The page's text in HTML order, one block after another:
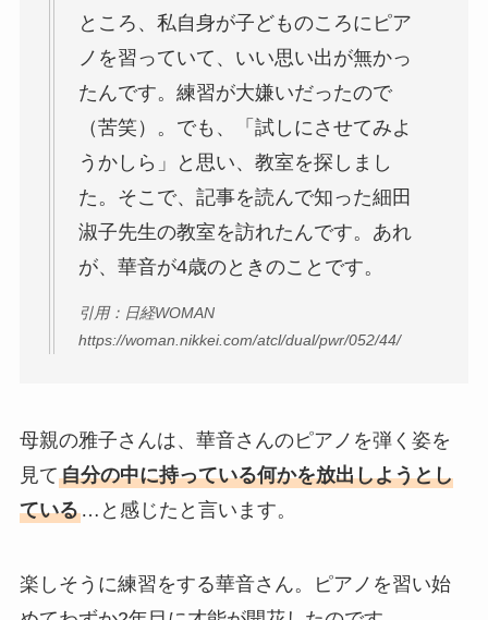
ところ、私自身が子どものころにピア
ノを習っていて、いい思い出が無かっ
たんです。練習が大嫌いだったので
（苦笑）。でも、「試しにさせてみよ
うかしら」と思い、教室を探しまし
た。そこで、記事を読んで知った細田
淑子先生の教室を訪れたんです。あれ
が、華音が4歳のときのことです。
引用：日経WOMAN
https://woman.nikkei.com/atcl/dual/pwr/052/44/
母親の雅子さんは、華音さんのピアノを弾く姿を
見て自分の中に持っている何かを放出しようとし
ている…と感じたと言います。
楽しそうに練習をする華音さん。ピアノを習い始